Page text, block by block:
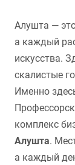
Алушта —
а каждый
искусства.
скалистые
Именно
комплекс
Алушта.
а каждый